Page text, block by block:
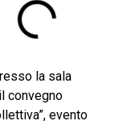
la sala
convegno
evento